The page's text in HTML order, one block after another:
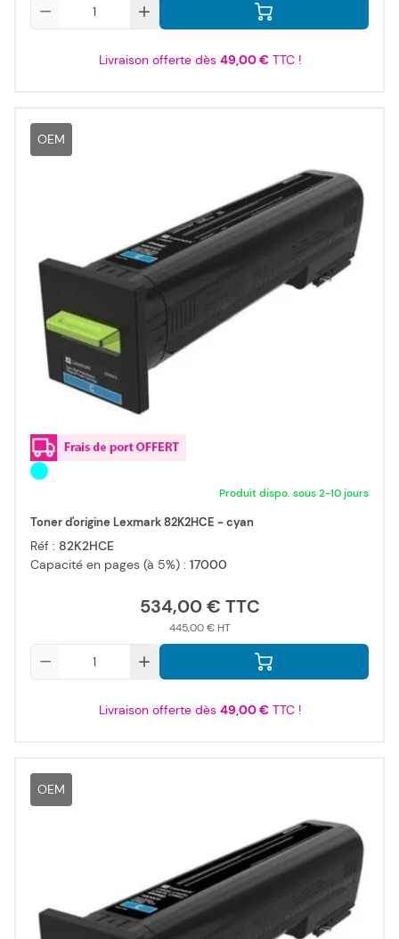
Livraison offerte dès 49,00 €TTC !
OEM
Produit dispo. sous 2-10 jours
Toner d'origine Lexmark 82K2HCE - cyan
Réf : 82K2HCE
Capacité en pages (à 5%) : 17000
534,00 €
445,00 €
Livraison offerte dès 49,00 €TTC !
OEM